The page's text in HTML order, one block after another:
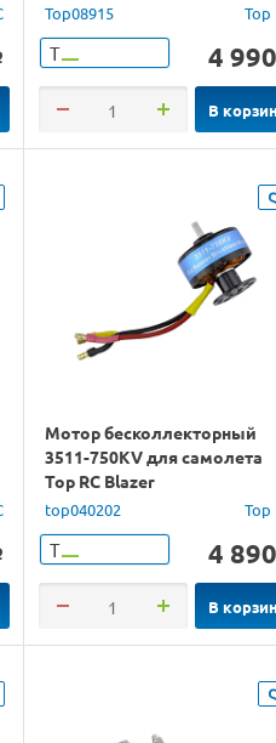
Top08915 Top
Т 4 990
В
Мотор бесколлекторный
3511-750KV для самолета
Top RC Blazer
top040202 Top
Т 4 890
В